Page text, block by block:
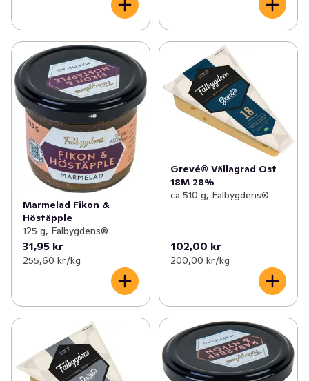
Marmelad Fikon &
Höstäpple
125 g, Falbygdens®
31,95 kr
255,60 kr /kg
Grevé® Vällagrad Ost
18M 28%
ca 510 g, Falbygdens®
102,00 kr
200,00 kr /kg